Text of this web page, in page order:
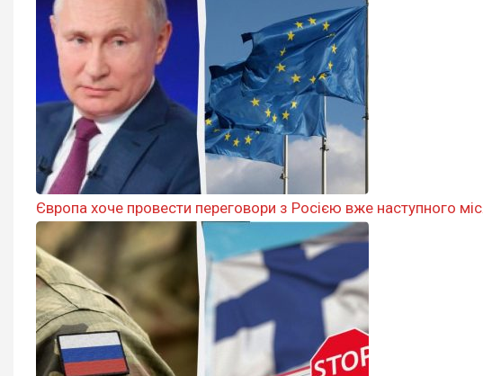
Європа хоче провести переговори з Росією вже наступного